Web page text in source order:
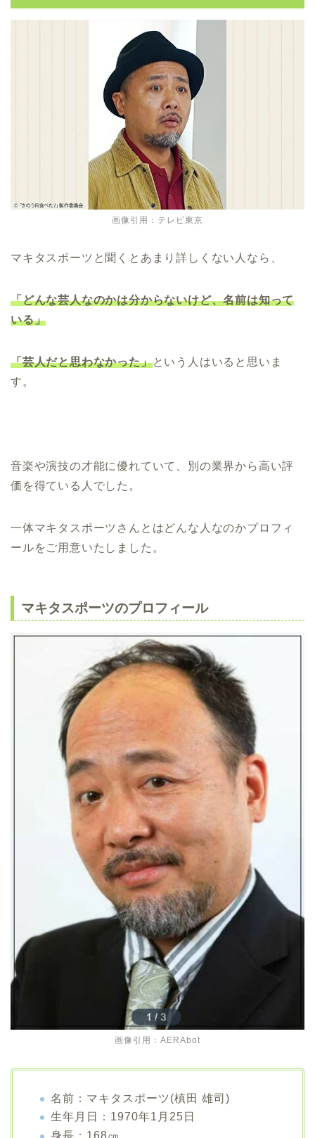
画像引用：テレビ東京
マキタスポーツと聞くとあまり詳しくない人なら、
「どんな芸人なのかは分からないけど、名前は知って
いる」
「芸人だと思わなかった」という人はいると思いま
す。
音楽や演技の才能に優れていて、別の業界から高い評
価を得ている人でした。
一体マキタスポーツさんとはどんな人なのかプロフィ
ールをご用意いたしました。
マキタスポーツのプロフィール
画像引用：AERAbot
名前：マキタスポーツ(槙田 雄司)
生年月日：1970年1月25日
身長：168㎝